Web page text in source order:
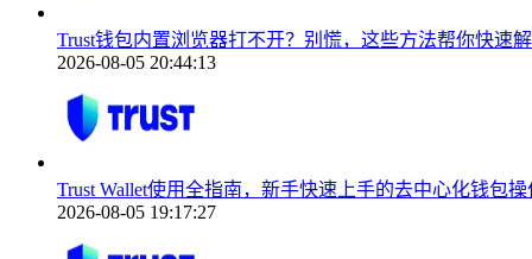
Trust钱包内置浏览器打不开？别慌，这些方法帮你快速
2026-08-05 20:44:13
Trust Wallet使用全指南，新手快速上手的去中心化钱包操
2026-08-05 19:17:27